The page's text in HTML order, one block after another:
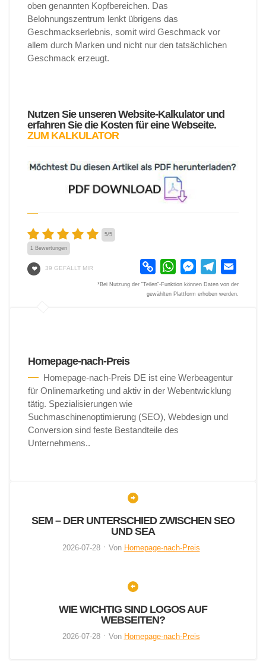
oben genannten Kopfbereichen. Das
Belohnungszentrum lenkt übrigens das
Geschmackserlebnis, somit wird Geschmack vor
allem durch Marken und nicht nur den tatsächlichen
Geschmack erzeugt.
Nutzen Sie unseren Website-Kalkulator und
erfahren Sie die Kosten für eine Webseite.
ZUM KALKULATOR
5/5
1 Bewertungen
39 GEFÄLLT MIR
Copy
Link
WhatsAppMessenger
Telegram
*Bei Nutzung der "Teilen"-Funktion können Daten von der
gewählten Plattform erhoben werden.
Homepage-nach-Preis
Homepage-nach-Preis DE ist eine Werbeagentur
für Onlinemarketing und aktiv in der Webentwicklung
tätig. Spezialisierungen wie
Suchmaschinenoptimierung (SEO), Webdesign und
Conversion sind feste Bestandteile des
Unternehmens..
SEM – DER UNTERSCHIED ZWISCHEN SEO
UND SEA
2026-07-28 Von Homepage-nach-Preis
WIE WICHTIG SIND LOGOS AUF
WEBSEITEN?
2026-07-28 Von Homepage-nach-Preis